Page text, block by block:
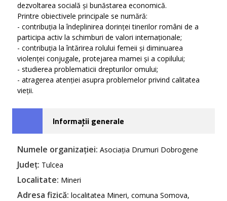
dezvoltarea socială și bunăstarea economică.
Printre obiectivele principale se numără:
- contribuția la îndeplinirea dorinței tinerilor români de a
participa activ la schimburi de valori internaționale;
- contribuția la întărirea rolului femeii și diminuarea
violenței conjugale, protejarea mamei și a copilului;
- studierea problematicii drepturilor omului;
- atragerea atenției asupra problemelor privind calitatea
vieții.
Informații generale
Numele organizației: Asociația Drumuri Dobrogene
Județ: Tulcea
Localitate: Mineri
Adresa fizică: localitatea Mineri, comuna Somova,